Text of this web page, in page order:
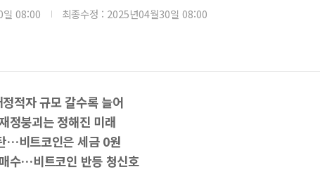
LG헬
전
일 08:00 최종수정 : 2025년04월30일 08:00
적자 규모 갈수록 늘어
정붕괴는 정해진 미래
…비트코인은 세금 0원
수…비트코인 반등 청신호